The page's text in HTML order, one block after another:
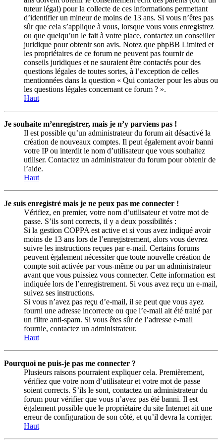
tuteur légal) pour la collecte de ces informations permettant
d’identifier un mineur de moins de 13 ans. Si vous n’êtes pas
sûr que cela s’applique à vous, lorsque vous vous enregistrez
ou que quelqu’un le fait à votre place, contactez un conseiller
juridique pour obtenir son avis. Notez que phpBB Limited et
les propriétaires de ce forum ne peuvent pas fournir de
conseils juridiques et ne sauraient être contactés pour des
questions légales de toutes sortes, à l’exception de celles
mentionnées dans la question « Qui contacter pour les abus ou
les questions légales concernant ce forum ? ».
Haut
Je souhaite m’enregistrer, mais je n’y parviens pas !
Il est possible qu’un administrateur du forum ait désactivé la
création de nouveaux comptes. Il peut également avoir banni
votre IP ou interdit le nom d’utilisateur que vous souhaitez
utiliser. Contactez un administrateur du forum pour obtenir de
l’aide.
Haut
Je suis enregistré mais je ne peux pas me connecter !
Vérifiez, en premier, votre nom d’utilisateur et votre mot de
passe. S’ils sont corrects, il y a deux possibilités :
Si la gestion COPPA est active et si vous avez indiqué avoir
moins de 13 ans lors de l’enregistrement, alors vous devrez
suivre les instructions reçues par e-mail. Certains forums
peuvent également nécessiter que toute nouvelle création de
compte soit activée par vous-même ou par un administrateur
avant que vous puissiez vous connecter. Cette information est
indiquée lors de l’enregistrement. Si vous avez reçu un e-mail,
suivez ses instructions.
Si vous n’avez pas reçu d’e-mail, il se peut que vous ayez
fourni une adresse incorrecte ou que l’e-mail ait été traité par
un filtre anti-spam. Si vous êtes sûr de l’adresse e-mail
fournie, contactez un administrateur.
Haut
Pourquoi ne puis-je pas me connecter ?
Plusieurs raisons pourraient expliquer cela. Premièrement,
vérifiez que votre nom d’utilisateur et votre mot de passe
soient corrects. S’ils le sont, contactez un administrateur du
forum pour vérifier que vous n’avez pas été banni. Il est
également possible que le propriétaire du site Internet ait une
erreur de configuration de son côté, et qu’il devra la corriger.
Haut